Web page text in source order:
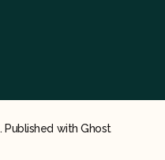
Published withGhost